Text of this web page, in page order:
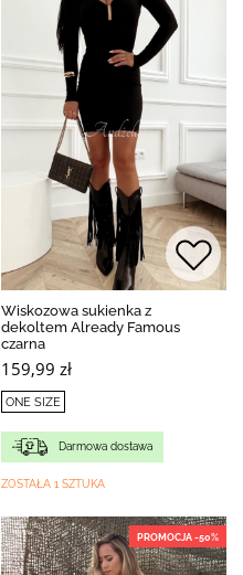
Wiskozowa sukienka z
dekoltem Already Famous
czarna
159,99 zł
ONE SIZE
Darmowa dostawa
ZOSTAŁA 1 SZTUKA
PROMOCJA -50%